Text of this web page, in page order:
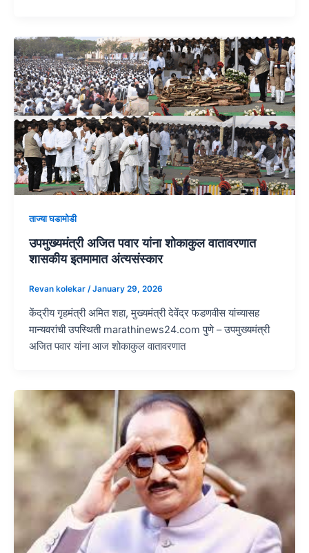
ताज्या घडामोडी
उपमुख्यमंत्री अजित पवार यांना शोकाकुल वातावरणात
शासकीय इतमामात अंत्यसंस्कार
Revan kolekar /January 29, 2026
केंद्रीय गृहमंत्री अमित शहा, मुख्यमंत्री देवेंद्र फडणवीस यांच्यासह
मान्यवरांची उपस्थिती marathinews24.com पुणे – उपमुख्यमंत्री
अजित पवार यांना आज शोकाकुल वातावरणात